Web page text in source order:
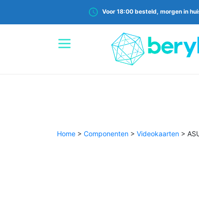
Voor 18:00 besteld, morgen in
Home > Componenten > Videokaarten >